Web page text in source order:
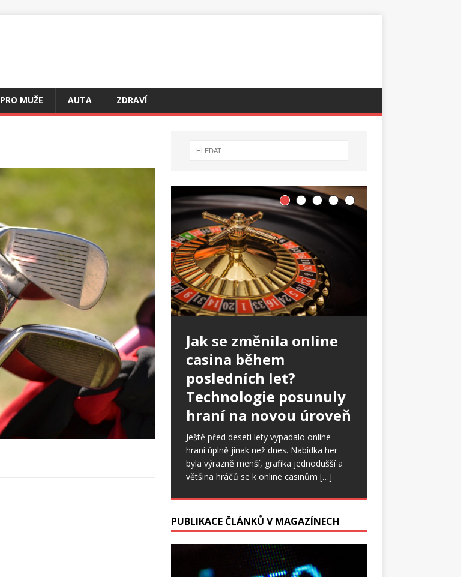
PRO MUŽE AUTA ZDRAVÍ
Jak se změnila online
casina během
posledních let?
Technologie posunuly
hraní na novou úroveň
Ještě před deseti lety vypadalo online
hraní úplně jinak než dnes. Nabídka her
byla výrazně menší, grafika jednodušší a
většina hráčů se k online casinům […]
PUBLIKACE ČLÁNKŮ V MAGAZÍNECH